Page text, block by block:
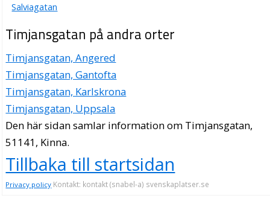
Salviagatan
Timjansgatan på andra orter
Timjansgatan, Angered
Timjansgatan, Gantofta
Timjansgatan, Karlskrona
Timjansgatan, Uppsala
Den här sidan samlar information om Timjansgatan,
51141, Kinna.
Tillbaka till startsidan
Privacy policy Kontakt: kontakt (snabel-a) svenskaplatser.se